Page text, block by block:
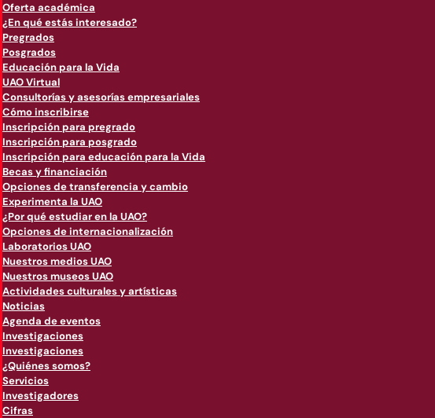
Oferta académica
¿En qué estás interesado?
Pregrados
Posgrados
Educación para la Vida
UAO Virtual
Consultorías y asesorías empresariales
Cómo inscribirse
Inscripción para pregrado
Inscripción para posgrado
Inscripción para educación para la Vida
Becas y financiación
Opciones de transferencia y cambio
Experimenta la UAO
¿Por qué estudiar en la UAO?
Opciones de internacionalización
Laboratorios UAO
Nuestros medios UAO
Nuestros museos UAO
Actividades culturales y artísticas
Noticias
Agenda de eventos
Investigaciones
Investigaciones
¿Quiénes somos?
Servicios
Investigadores
Cifras